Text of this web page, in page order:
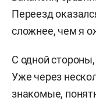
Переезд
сложнее, чем я
С одной
Уже через
знакомые,